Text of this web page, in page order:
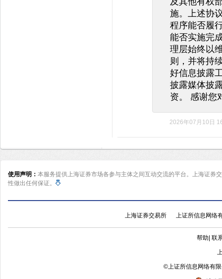
施。上述协
程序能否履
能否实施完
理层始终以
则，并将持
好信息披露
披露媒体披
资。 感谢您
2026年07月10日
使用声明： 本服务提供上海证券市场各参与主体之间互动交流的平台。上海证券
性做出任何保证。
上海证券交易所 上证所信息网络
帮助 联
©上证所信息网络有